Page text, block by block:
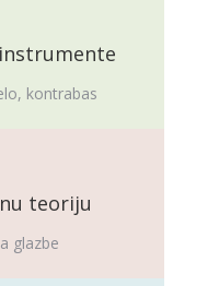
kontrabas
teoriju
glazbe